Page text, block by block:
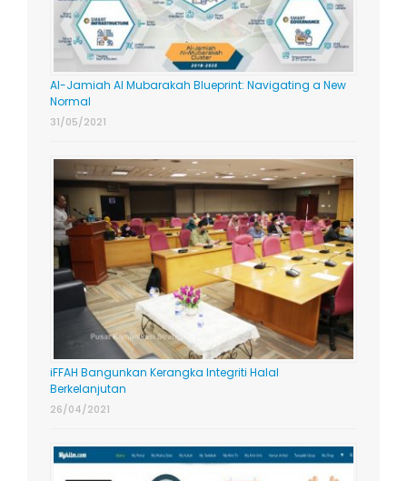
Al-Jamiah Al Mubarakah Blueprint: Navigating a New
Normal
31/05/2021
iFFAH Bangunkan Kerangka Integriti Halal
Berkelanjutan
26/04/2021